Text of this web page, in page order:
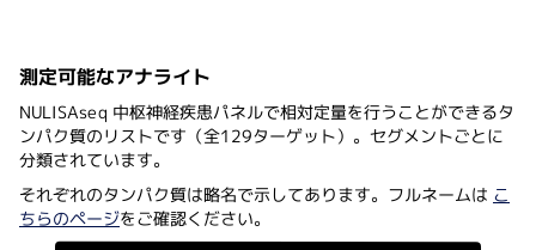
測定可能なアナライト
NULISAseq 中枢神経疾患パネルで相対定量を行うことができるタ
ンパク質のリストです（全129ターゲット）。セグメントごとに
分類されています。
それぞれのタンパク質は略名で示してあります。フルネームは こ
ちらのページをご確認ください。